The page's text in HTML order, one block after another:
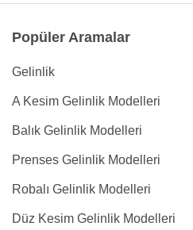
Popüler Aramalar
Gelinlik
A Kesim Gelinlik Modelleri
Balık Gelinlik Modelleri
Prenses Gelinlik Modelleri
Robalı Gelinlik Modelleri
Düz Kesim Gelinlik Modelleri